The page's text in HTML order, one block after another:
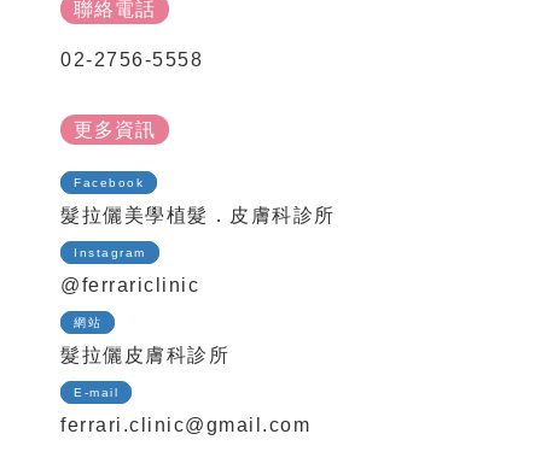
聯絡電話
02-2756-5558
更多資訊
Facebook
髮拉儷美學植髮．皮膚科診所
Instagram
@ferrariclinic
網站
髮拉儷皮膚科診所
E-mail
ferrari.clinic@gmail.com